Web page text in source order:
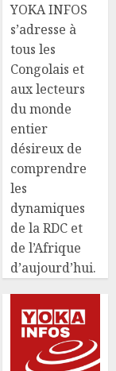
YOKA INFOS
s’adresse à
tous les
Congolais et
aux lecteurs
du monde
entier
désireux de
comprendre
les
dynamiques
de la RDC et
de l’Afrique
d’aujourd’hui.